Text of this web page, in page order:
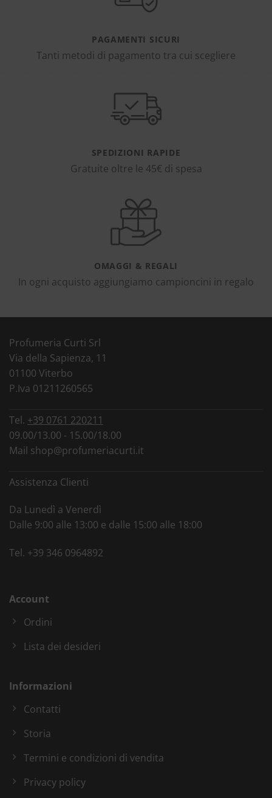
PAGAMENTI SICURI
Tanti metodi di pagamento tra cui scegliere
SPEDIZIONI RAPIDE
Gratuite oltre le 45€ di spesa
OMAGGI & REGALI
In ogni acquisto aggiungiamo campioncini in regalo
Profumeria Curti Srl
Via della Sapienza, 11
01100 Viterbo
P.Iva 01211260565
Tel. +39 0761 220211
09.00/13.00 - 15.00/18.00
Mail shop@profumeriacurti.it
Assistenza Clienti
Da Lunedì a Venerdì
Dalle 9:00 alle 13:00 e dalle 15:00 alle 18:00
Tel. +39 346 0964892
Account
Ordini
Lista dei desideri
Informazioni
Contatti
Storia
Termini e condizioni di vendita
Privacy policy